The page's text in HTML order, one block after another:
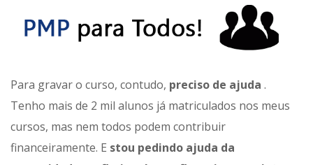
Para gravar o curso, contudo, preciso de ajuda .
Tenho mais de 2 mil alunos já matriculados nos meus
cursos, mas nem todos podem contribuir
financeiramente. E stou pedindo ajuda da